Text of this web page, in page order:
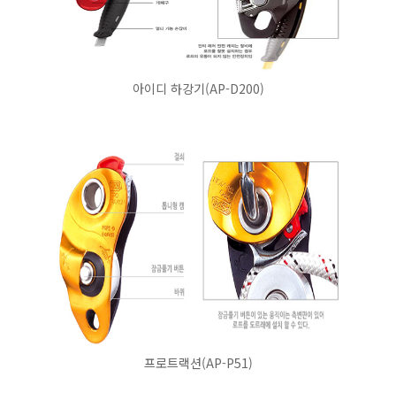
아이디 하강기(AP-D200)
프로트랙션(AP-P51)